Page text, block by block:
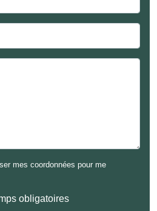
mes coordonnées pour me
obligatoires